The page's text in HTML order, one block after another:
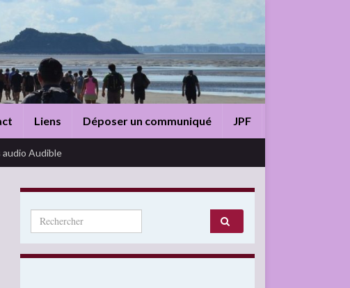
Liens Déposer un communiqué JPF
audio Audible
Search for: